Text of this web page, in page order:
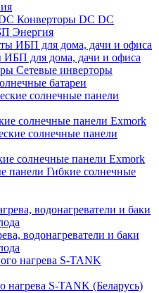
Конверторы DC DC
Энергия
ИБП для дома, дачи и офиса
Сетевые инверторы
батареи
солнечные панели Exmork
солнечные панели Exmork
Гибкие солнечные
водонагреватели и баки
нагрева S-TANK (Беларусь)